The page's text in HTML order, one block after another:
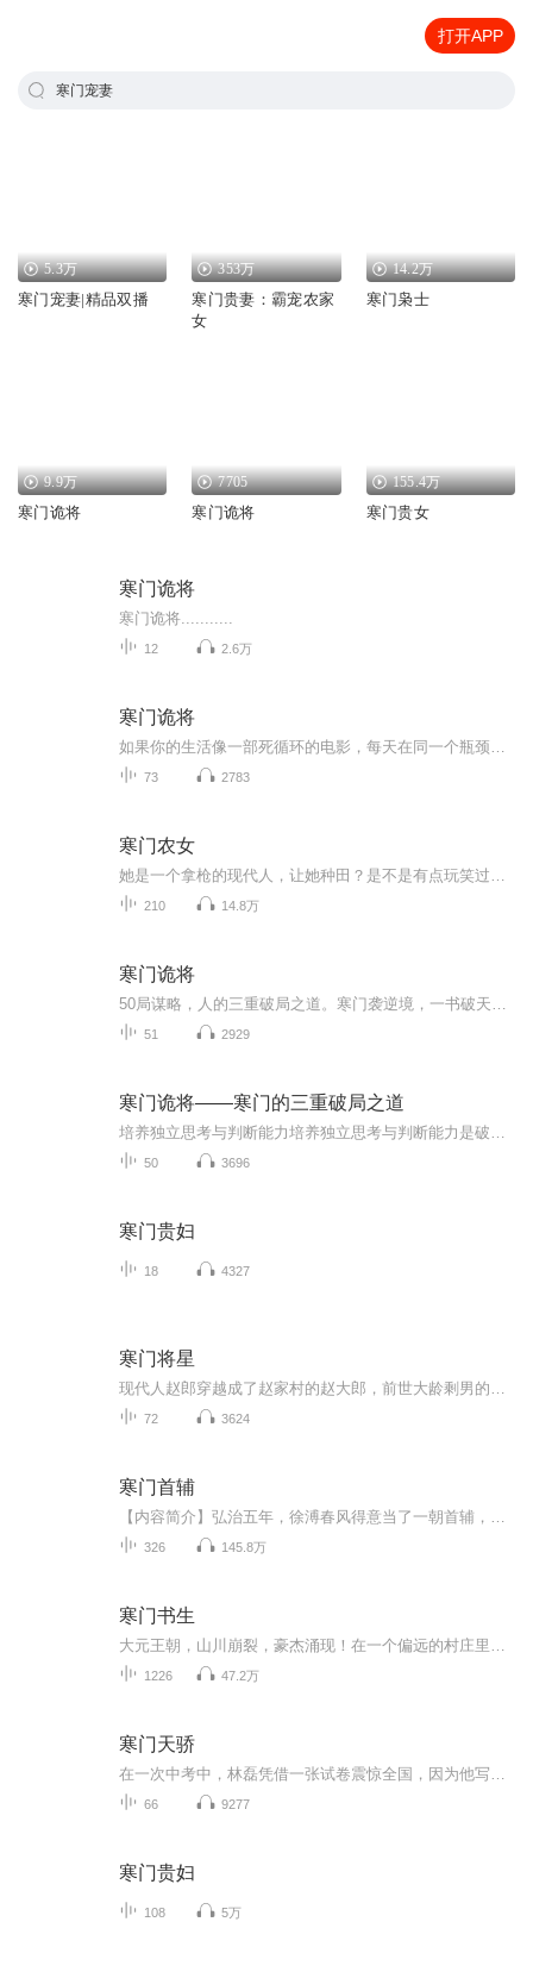
打开APP
寒门宠妻
5.3万
寒门宠妻|精品双播
353万
寒门贵妻：霸宠农家
女
14.2万
寒门枭士
9.9万
寒门诡将
7705
寒门诡将
155.4万
寒门贵女
寒门诡将
寒门诡将...........
12 2.6万
寒门诡将
73 2783
寒门农女
210 14.8万
寒门诡将
51 2929
寒门诡将——寒门的三重破局之道
50 3696
寒门贵妇
18 4327
寒门将星
72 3624
寒门首辅
326 145.8万
寒门书生
1226 47.2万
寒门天骄
66 9277
寒门贵妇
108 5万